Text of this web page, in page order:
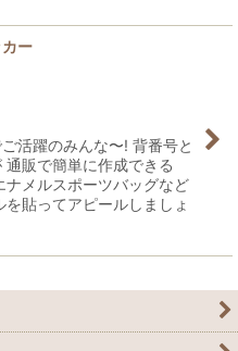
ー
活躍のみんな〜! 背番号と
販で簡単に作成できる
ナメルスポーツバッグなど
貼ってアピールしましょ